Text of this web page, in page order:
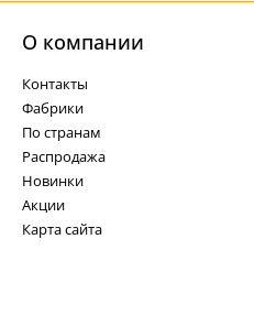
О компании
Контакты
Фабрики
По странам
Распродажа
Новинки
Акции
Карта сайта